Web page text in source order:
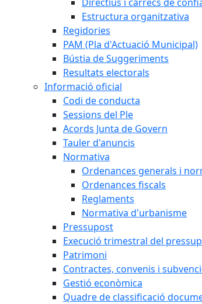
Estructura organitzativa
Regidories
PAM (Pla d'Actuació Municipal)
Bústia de Suggeriments
Resultats electorals
Informació oficial
Codi de conducta
Sessions del Ple
Acords Junta de Govern
Tauler d'anuncis
Normativa
Ordenances generals i
Ordenances fiscals
Reglaments
Normativa d'urbanisme
Pressupost
Execució trimestral del
Patrimoni
Contractes, convenis i
Gestió econòmica
Quadre de classificació